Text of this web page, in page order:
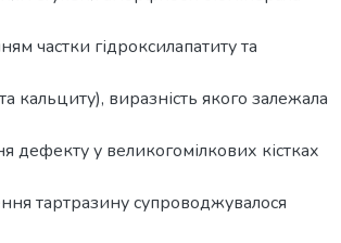
частки гідроксилапатиту та
та кальциту), виразність якого залежала
дефекту у великогомілкових кістках
тартразину супроводжувалося